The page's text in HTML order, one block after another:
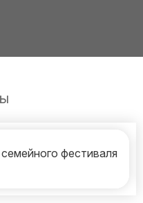
фестиваля